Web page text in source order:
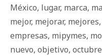
México, lugar, marca,
mejor, mejorar, mejores,
empresas, mipymes,
nuevo, objetivo, octubre